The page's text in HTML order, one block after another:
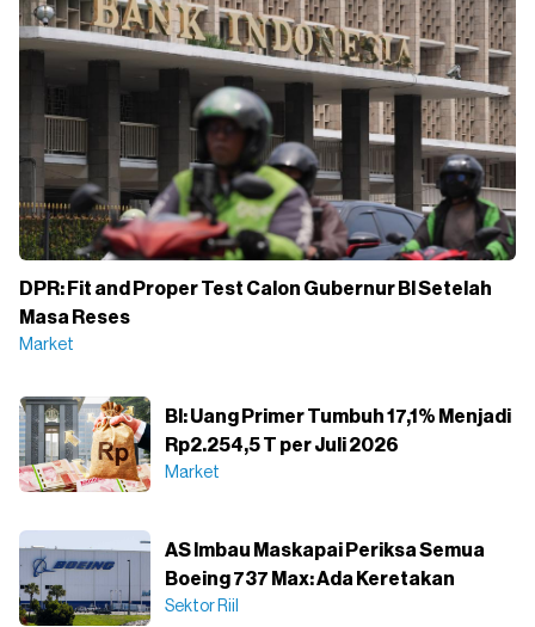
DPR: Fit and Proper Test Calon Gubernur BI Setelah
Masa Reses
Market
BI: Uang Primer Tumbuh 17,1% Menjadi
Rp2.254,5 T per Juli 2026
Market
AS Imbau Maskapai Periksa Semua
Boeing 737 Max: Ada Keretakan
Sektor Riil